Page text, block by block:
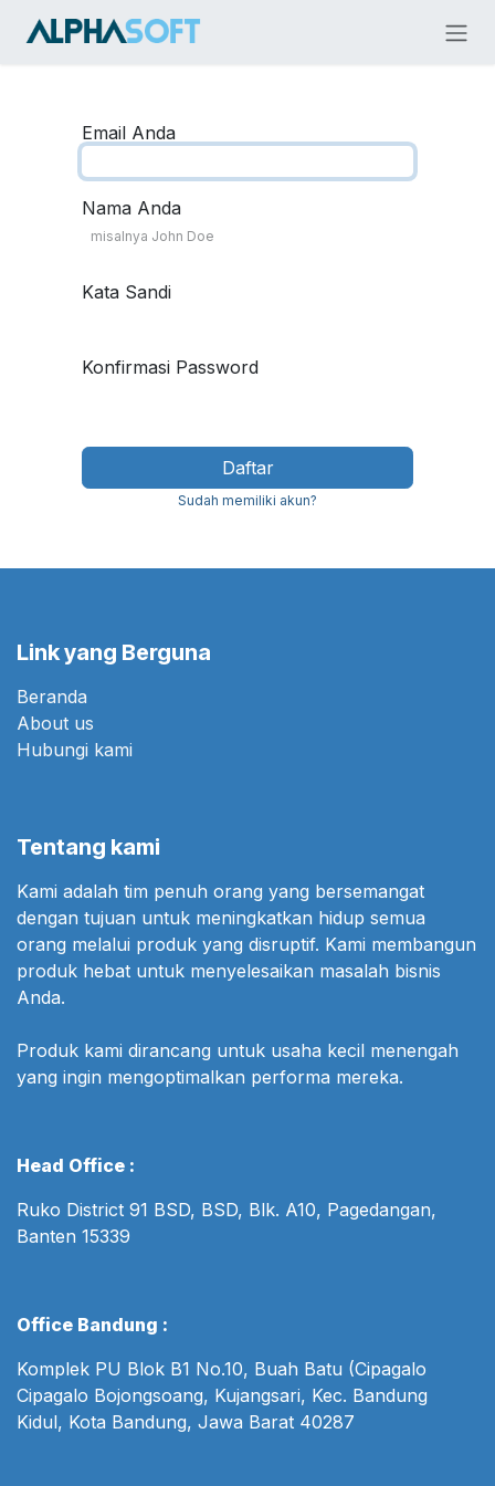
Email Anda
Nama Anda
Kata Sandi
Konfirmasi Password
Daftar
Sudah memiliki akun?
Link yang Berguna
Beranda
About us
Hubungi kami
Tentang kami
Kami adalah tim penuh orang yang bersemangat
dengan tujuan untuk meningkatkan hidup semua
orang melalui produk yang disruptif. Kami membangun
produk hebat untuk menyelesaikan masalah bisnis
Anda.
Produk kami dirancang untuk usaha kecil menengah
yang ingin mengoptimalkan performa mereka.
Head Office :
Ruko District 91 BSD, BSD, Blk. A10, Pagedangan,
Banten 15339
Office Bandung :
Komplek PU Blok B1 No.10, Buah Batu (Cipagalo
Cipagalo Bojongsoang, Kujangsari, Kec. Bandung
Kidul, Kota Bandung, Jawa Barat 40287